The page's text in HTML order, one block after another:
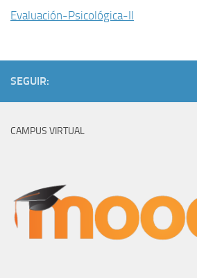
Evaluación-Psicológica-II
SEGUIR:
CAMPUS VIRTUAL